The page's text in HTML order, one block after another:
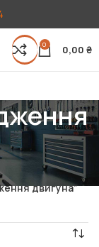
0 0,00 ₴
двигуна”